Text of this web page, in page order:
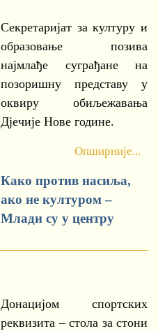
Секретаријат за културу и
образовање позива
најмлађе суграђане на
позоришну представу у
оквиру обиљежавања
Дјечије Нове године.
Опширније...
Како против насиља,
ако не културом –
Млади су у центру
Донацијом спортских
реквизита – стола за стони